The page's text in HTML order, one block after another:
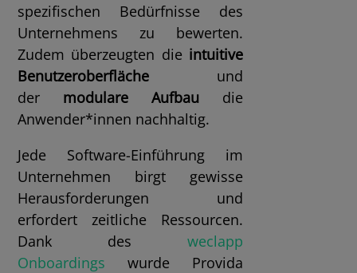
spezifischen Bedürfnisse des
Unternehmens zu bewerten.
Zudem überzeugten die intuitive
Benutzeroberfläche und
der modulare Aufbaudie
Anwender*innen nachhaltig.
Jede Software-Einführung im
Unternehmen birgt gewisse
Herausforderungen und
erfordert zeitliche Ressourcen.
Dank des weclapp
Onboardings wurde Provida